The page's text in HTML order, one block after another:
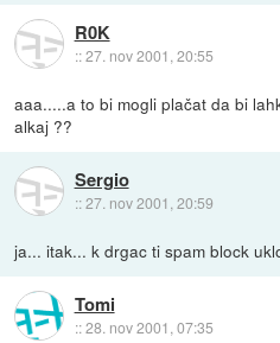
R0K
::27. nov 2001, 20:55
aaa.....a to bi mogli plačat da bi
alkaj ??
Sergio
::27. nov 2001, 20:59
ja... itak... k drgac ti spam block
Tomi
::28. nov 2001, 07:35